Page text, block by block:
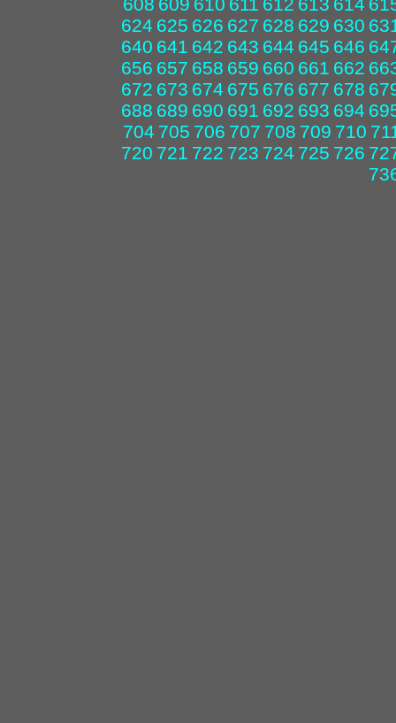
624 625 626 627 628 629 630
640 641 642 643 644 645 646
656 657 658 659 660 661 662
672 673 674 675 676 677 678
688 689 690 691 692 693 694
704 705 706 707 708 709 710
720 721 722 723 724 725 726